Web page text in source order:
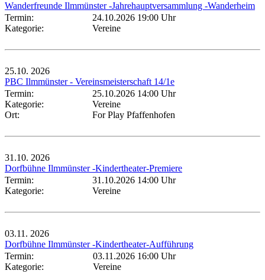
Wanderfreunde Ilmmünster -Jahrehauptversammlung -Wanderheim
Termin:
24.10.2026 19:00 Uhr
Kategorie:
Vereine
25.10. 2026
PBC Ilmmünster - Vereinsmeisterschaft 14/1e
Termin:
25.10.2026 14:00 Uhr
Kategorie:
Vereine
Ort:
For Play Pfaffenhofen
31.10. 2026
Dorfbühne Ilmmünster -Kindertheater-Premiere
Termin:
31.10.2026 14:00 Uhr
Kategorie:
Vereine
03.11. 2026
Dorfbühne Ilmmünster -Kindertheater-Aufführung
Termin:
03.11.2026 16:00 Uhr
Kategorie:
Vereine